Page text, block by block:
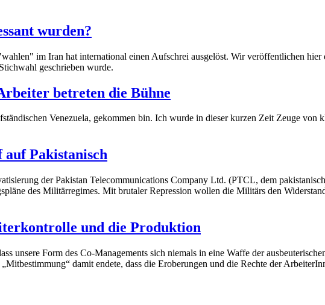
wurden?
im Iran hat international einen Aufschrei ausgelöst. Wir veröffentlichen
geschrieben wurde.
betreten die Bühne
Venezuela, gekommen bin. Ich wurde in dieser kurzen Zeit Zeuge von
Pakistanisch
der Pakistan Telecommunications Company Ltd. (PTCL, dem
des Militärregimes. Mit brutaler Repression wollen die Militärs den
und die Produktion
unsere Form des Co-Managements sich niemals in eine Waffe der
damit endete, dass die Eroberungen und die Rechte der